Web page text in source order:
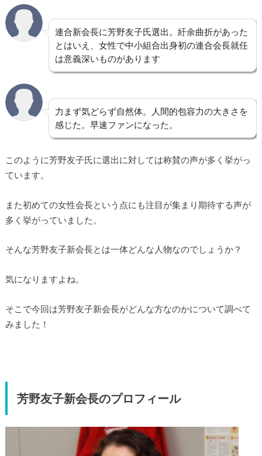
連合新会長に芳野友子氏選出。紆余曲折があった
とはいえ、女性で中小組合出身初の連合会長就任
は意義深いものがあります
力まず気どらず自然体。人間的包容力の大きさを
感じた。早速ファンになった。
このように芳野友子氏に選出に対しては称賛の声が多く挙がっ
ています。
また初めての女性会長という点にも注目が集まり期待する声が
多く挙がっていました。
そんな芳野友子新会長とは一体どんな人物なのでしょうか？
気になりますよね。
そこで今回は芳野友子新会長がどんな方なのかについて調べて
みました！
芳野友子新会長のプロフィール